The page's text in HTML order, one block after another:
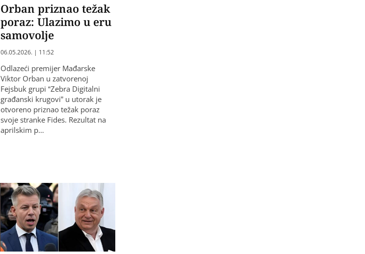
Orban priznao težak
poraz: Ulazimo u eru
samovolje
06.05.2026. | 11:52
Odlazeći premijer Mađarske
Viktor Orban u zatvorenoj
Fejsbuk grupi “Zebra Digitalni
građanski krugovi” u utorak je
otvoreno priznao težak poraz
svoje stranke Fides. Rezultat na
aprilskim p…